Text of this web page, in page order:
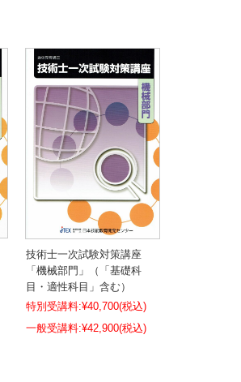
技術士一次試験対策講座
「機械部門」（「基礎科
目・適性科目」含む）
特別受講料:¥40,700(税込)
¥42,900(税込)